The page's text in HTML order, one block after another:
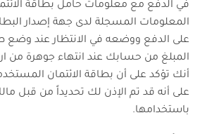
في الدفع مع معلومات حامل بطاقة
المعلومات المسجلة لدى جهة إصدار
على الدفع ووضعه في الانتظار عند
المبلغ من حسابك عند انتهاء جوهرة من
أنك تؤكد على أن بطاقة الائتمان
على أنه قد تم الإذن لك تحديداً من قبل
باستخدامها.